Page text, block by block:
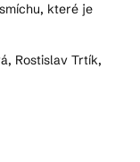
které je
Rostislav Trtík,